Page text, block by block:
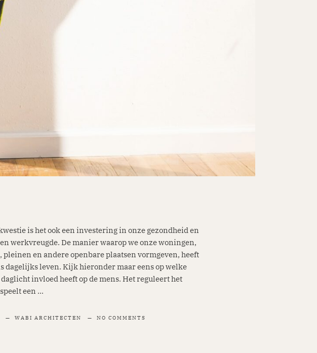
is het ook een investering in onze gezondheid en
werkvreugde. De manier waarop we onze woningen,
en andere openbare plaatsen vormgeven, heeft
dagelijks leven. Kijk hieronder maar eens op welke
invloed heeft op de mens. Het reguleert het
een ...
WABI ARCHITECTEN NO COMMENTS